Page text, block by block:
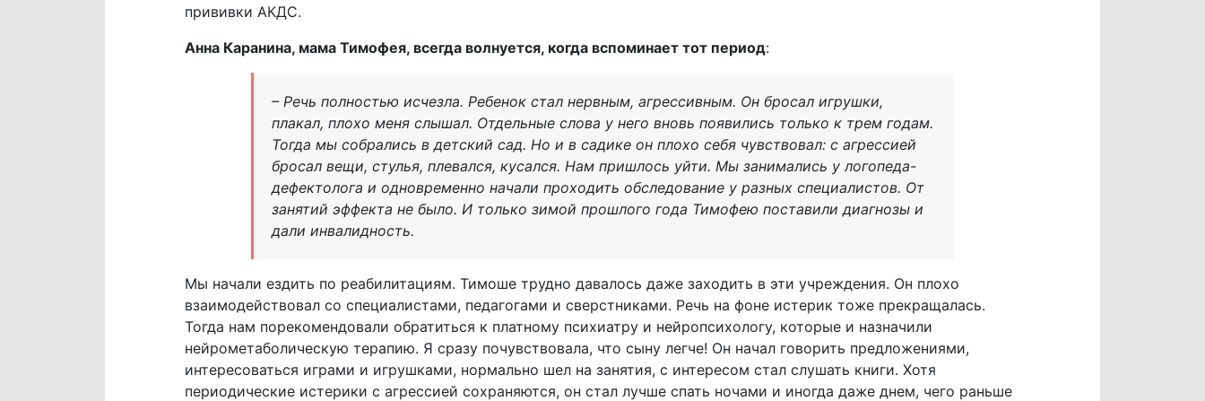
прививки АКДС.
Анна Каранина, мама Тимофея, всегда волнуется, когда вспоминает тот период:
– Речь полностью исчезла. Ребенок стал нервным, агрессивным. Он бросал игрушки,
плакал, плохо меня слышал. Отдельные слова у него вновь появились только к трем годам.
Тогда мы собрались в детский сад. Но и в садике он плохо себя чувствовал: с агрессией
бросал вещи, стулья, плевался, кусался. Нам пришлось уйти. Мы занимались у логопеда-
дефектолога и одновременно начали проходить обследование у разных специалистов. От
занятий эффекта не было. И только зимой прошлого года Тимофею поставили диагнозы и
дали инвалидность.
Мы начали ездить по реабилитациям. Тимоше трудно давалось даже заходить в эти учреждения. Он плохо
взаимодействовал со специалистами, педагогами и сверстниками. Речь на фоне истерик тоже прекращалась.
Тогда нам порекомендовали обратиться к платному психиатру и нейропсихологу, которые и назначили
нейрометаболическую терапию. Я сразу почувствовала, что сыну легче! Он начал говорить предложениями,
интересоваться играми и игрушками, нормально шел на занятия, с интересом стал слушать книги. Хотя
периодические истерики с агрессией сохраняются, он стал лучше спать ночами и иногда даже днем, чего раньше